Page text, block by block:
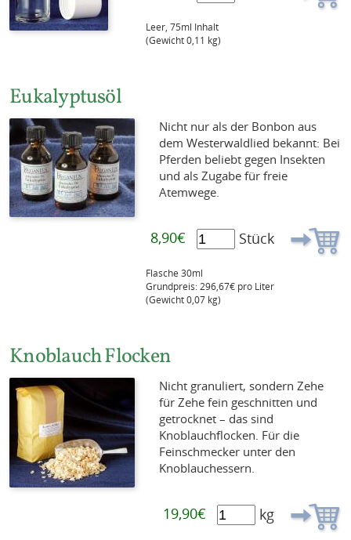
Leer, 75ml Inhalt
(Gewicht 0,11 kg)
Eukalyptusöl
Nicht nur als der Bonbon aus
dem Westerwaldlied bekannt: Bei
Pferden beliebt gegen Insekten
und als Zugabe für freie
Atemwege.
8,90€ Stück
Flasche 30ml
Grundpreis: 296,67€ pro Liter
(Gewicht 0,07 kg)
Knoblauch Flocken
Nicht granuliert, sondern Zehe
für Zehe fein geschnitten und
getrocknet – das sind
Knoblauchflocken. Für die
Feinschmecker unter den
Knoblauchessern.
19,90€ kg